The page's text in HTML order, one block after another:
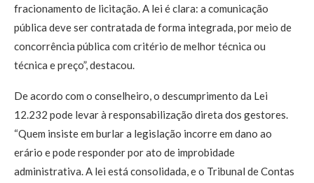
fracionamento de licitação. A lei é clara: a comunicação
pública deve ser contratada de forma integrada, por meio de
concorrência pública com critério de melhor técnica ou
técnica e preço”, destacou.
De acordo com o conselheiro, o descumprimento da Lei
12.232 pode levar à responsabilização direta dos gestores.
“Quem insiste em burlar a legislação incorre em dano ao
erário e pode responder por ato de improbidade
administrativa. A lei está consolidada, e o Tribunal de Contas